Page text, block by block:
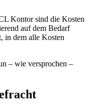
Kontor sind die Kosten
auf dem Bedarf
in dem alle Kosten
– wie versprochen –